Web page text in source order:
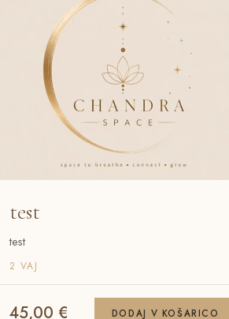
Pošlji sporočilo
test
test
2 VAJ
45,00 € DODAJ V KOŠARICO